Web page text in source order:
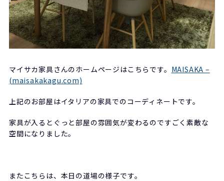
マイサカ家具さんのホームページはこちらです。 MAISAKA –
(maisakakagu.com)
上記のお部屋はイタリアの家具でのコーディネートです。
家具が入るとぐっと部屋の雰囲気が変わるのですごく素敵な
空間になりました。
またこちらは、本日の道場の様子です。